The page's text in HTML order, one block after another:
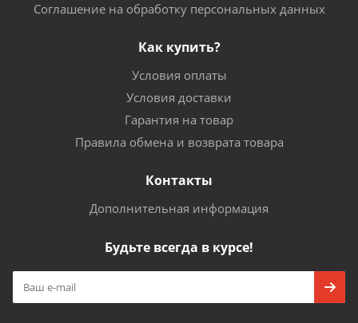
Соглашение на обработку персональных данных
Как купить?
Условия оплаты
Условия доставки
Гарантия на товар
Правила обмена и возврата товара
Контакты
Дополнительная информация
Будьте всегда в курсе!